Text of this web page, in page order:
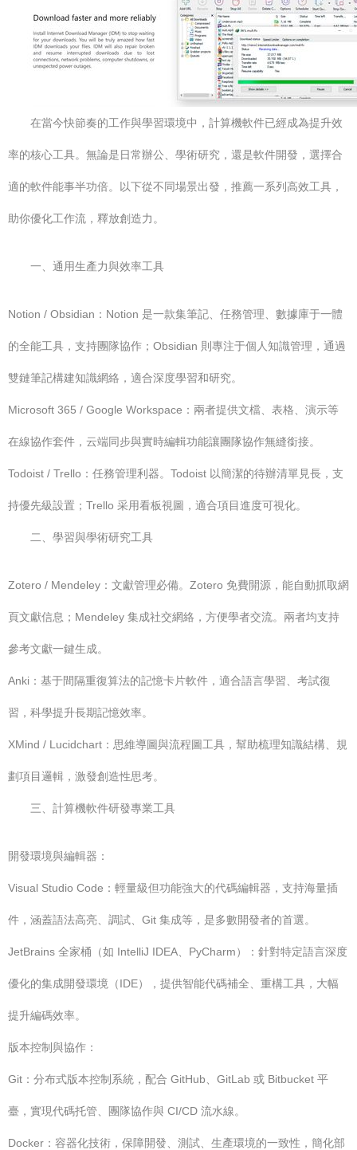
在當今快節奏的工作與學習環境中，計算機軟件已經成為提升效
率的核心工具。無論是日常辦公、學術研究，還是軟件開發，選擇合
適的軟件能事半功倍。以下從不同場景出發，推薦一系列高效工具，
助你優化工作流，釋放創造力。
一、通用生產力與效率工具
Notion / Obsidian：Notion 是一款集筆記、任務管理、數據庫于一體
的全能工具，支持團隊協作；Obsidian 則專注于個人知識管理，通過
雙鏈筆記構建知識網絡，適合深度學習和研究。
Microsoft 365 / Google Workspace：兩者提供文檔、表格、演示等
在線協作套件，云端同步與實時編輯功能讓團隊協作無縫銜接。
Todoist / Trello：任務管理利器。Todoist 以簡潔的待辦清單見長，支
持優先級設置；Trello 采用看板視圖，適合項目進度可視化。
二、學習與學術研究工具
Zotero / Mendeley：文獻管理必備。Zotero 免費開源，能自動抓取網
頁文獻信息；Mendeley 集成社交網絡，方便學者交流。兩者均支持
參考文獻一鍵生成。
Anki：基于間隔重復算法的記憶卡片軟件，適合語言學習、考試復
習，科學提升長期記憶效率。
XMind / Lucidchart：思維導圖與流程圖工具，幫助梳理知識結構、規
劃項目邏輯，激發創造性思考。
三、計算機軟件研發專業工具
開發環境與編輯器：
Visual Studio Code：輕量級但功能強大的代碼編輯器，支持海量插
件，涵蓋語法高亮、調試、Git 集成等，是多數開發者的首選。
JetBrains 全家桶（如 IntelliJ IDEA、PyCharm）：針對特定語言深度
優化的集成開發環境（IDE），提供智能代碼補全、重構工具，大幅
提升編碼效率。
版本控制與協作：
Git：分布式版本控制系統，配合 GitHub、GitLab 或 Bitbucket 平
臺，實現代碼托管、團隊協作與 CI/CD 流水線。
Docker：容器化技術，保障開發、測試、生產環境的一致性，簡化部